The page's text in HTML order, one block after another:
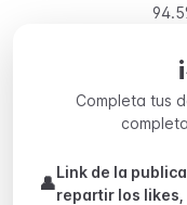
Completa tus
👤
Link de la
repartir los likes,